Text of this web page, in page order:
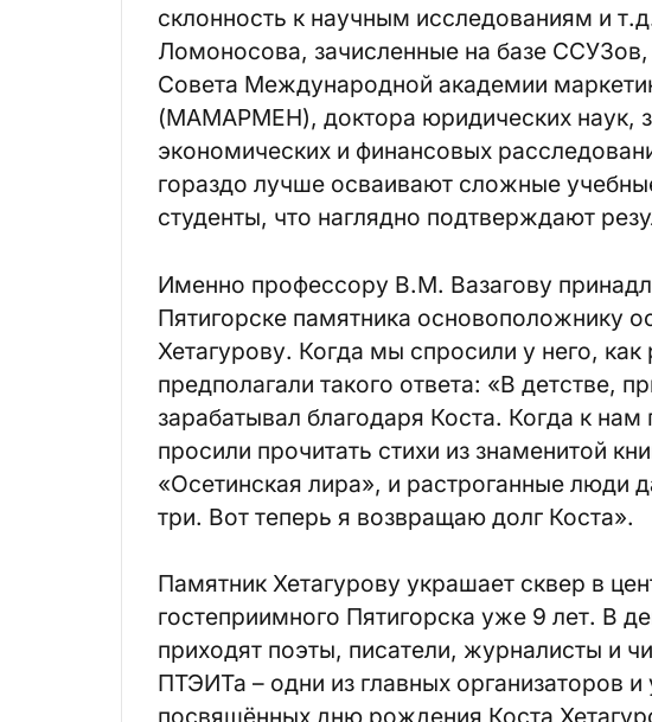
склонность к научным исследованиям и
Ломоносова, зачисленные на базе
Совета Международной академии
(МАМАРМЕН), доктора юридических наук,
экономических и финансовых
гораздо лучше осваивают сложные
студенты, что наглядно подтверждают
Именно профессору В.М. Вазагову
Пятигорске памятника основоположнику
Хетагурову. Когда мы спросили у него,
предполагали такого ответа: «В детстве,
зарабатывал благодаря Коста. Когда к
просили прочитать стихи из знаменитой
«Осетинская лира», и растроганные люди
три. Вот теперь я возвращаю долг Коста».
Памятник Хетагурову украшает сквер в
гостеприимного Пятигорска уже 9 лет. В
приходят поэты, писатели, журналисты и
ПТЭИТа – одни из главных организаторов и